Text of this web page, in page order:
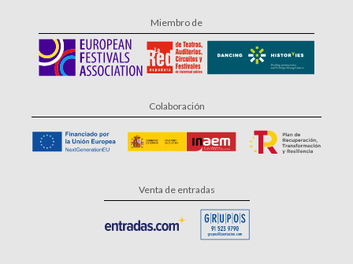
Miembro de
Colaboración
Venta de entradas